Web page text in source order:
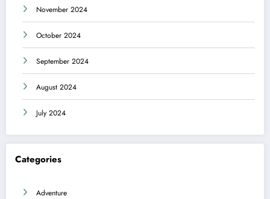
November 2024
October 2024
September 2024
August 2024
July 2024
Categories
Adventure